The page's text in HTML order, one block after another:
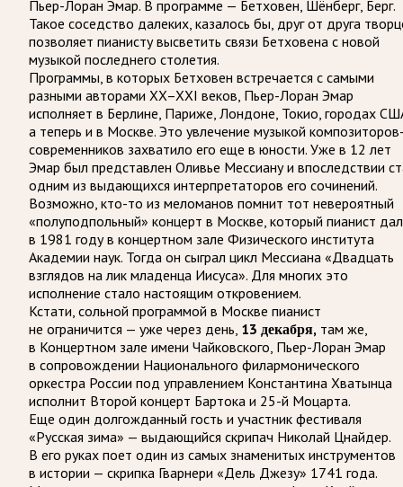
Пьер-Лоран Эмар. В программе — Бетховен, Шёнберг, Берг.
Такое соседство далеких, казалось бы, друг от друга
позволяет пианисту высветить связи Бетховена с новой
музыкой последнего столетия.
Программы, в которых Бетховен встречается с самыми
разными авторами XX–XXI веков, Пьер-Лоран Эмар
исполняет в Берлине, Париже, Лондоне, Токио, городах
а теперь и в Москве. Это увлечение музыкой
современников захватило его еще в юности. Уже в 12 лет
Эмар был представлен Оливье Мессиану и впоследствии
одним из выдающихся интерпретаторов его сочинений.
Возможно, кто-то из меломанов помнит тот невероятный
«полуподпольный» концерт в Москве, который пианист дал
в 1981 году в концертном зале Физического института
Академии наук. Тогда он сыграл цикл Мессиана «Двадцать
взглядов на лик младенца Иисуса». Для многих это
исполнение стало настоящим откровением.
Кстати, сольной программой в Москве пианист
не ограничится — уже через день, 13 декабря, там же,
в Концертном зале имени Чайковского, Пьер-Лоран Эмар
в сопровождении Национального филармонического
оркестра России под управлением Константина Хватынца
исполнит Второй концерт Бартока и 25-й Моцарта.
Еще один долгожданный гость и участник фестиваля
«Русская зима» — выдающийся скрипач Николай Цнайдер.
В его руках поет один из самых знаменитых инструментов
в истории — скрипка Гварнери «Дель Джезу» 1741 года.